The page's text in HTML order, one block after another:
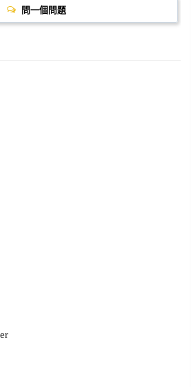
問一個問題